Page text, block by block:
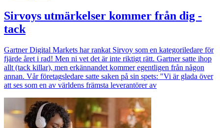
Sirvoys utmärkelser kommer från dig -
tack
Gartner Digital Markets har rankat Sirvoy som en kategoriledare för
fjärde året i rad! Men ni vet det är inte riktigt rätt. Gartner satte ihop
allt (tack killar), men erkännandet kommer egentligen från någon
annan. Vår företagsledare satte saken på sin spets: "Vi är glada över
att ses som en av världens främsta leverantörer av